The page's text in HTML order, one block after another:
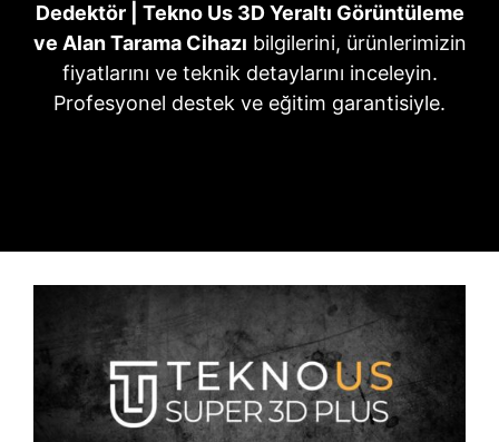
Dedektör | Tekno Us 3D Yeraltı Görüntüleme
ve Alan Tarama Cihazı bilgilerini, ürünlerimizin
fiyatlarını ve teknik detaylarını inceleyin.
Profesyonel destek ve eğitim garantisiyle.